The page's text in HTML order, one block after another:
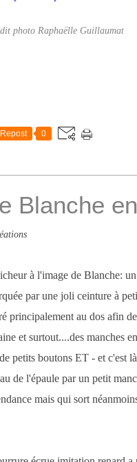
photo Raphaëlle Guillaumat
Repost 0
Blanche
à l'image de Blanche:
par une joli ceinture à
principalement au dos afin
et surtout....des manches
petits boutons ET - et c'est
de l'épaule par un petit
mais qui sort